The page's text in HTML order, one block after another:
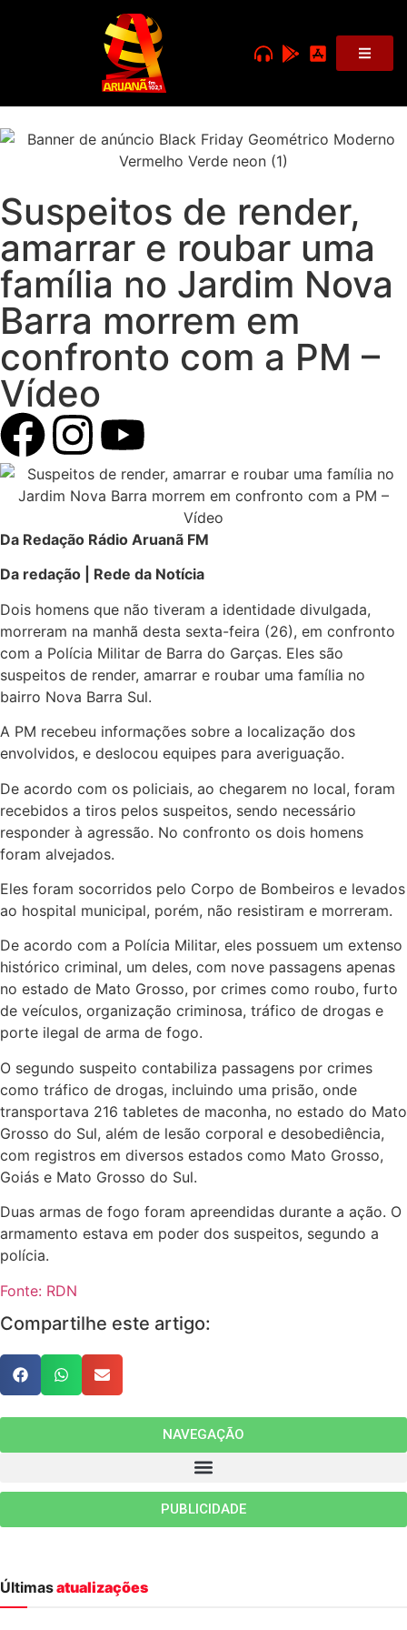
Suspeitos de render,
amarrar e roubar uma
família no Jardim Nova
Barra morrem em
confronto com a PM –
Vídeo
Da Redação Rádio Aruanã FM
Da redação | Rede da Notícia
Dois homens que não tiveram a identidade divulgada,
morreram na manhã desta sexta-feira (26), em confronto
com a Polícia Militar de Barra do Garças. Eles são
suspeitos de render, amarrar e roubar uma família no
bairro Nova Barra Sul.
A PM recebeu informações sobre a localização dos
envolvidos, e deslocou equipes para averiguação.
De acordo com os policiais, ao chegarem no local, foram
recebidos a tiros pelos suspeitos, sendo necessário
responder à agressão. No confronto os dois homens
foram alvejados.
Eles foram socorridos pelo Corpo de Bombeiros e levados
ao hospital municipal, porém, não resistiram e morreram.
De acordo com a Polícia Militar, eles possuem um extenso
histórico criminal, um deles, com nove passagens apenas
no estado de Mato Grosso, por crimes como roubo, furto
de veículos, organização criminosa, tráfico de drogas e
porte ilegal de arma de fogo.
O segundo suspeito contabiliza passagens por crimes
como tráfico de drogas, incluindo uma prisão, onde
transportava 216 tabletes de maconha, no estado do Mato
Grosso do Sul, além de lesão corporal e desobediência,
com registros em diversos estados como Mato Grosso,
Goiás e Mato Grosso do Sul.
Duas armas de fogo foram apreendidas durante a ação. O
armamento estava em poder dos suspeitos, segundo a
polícia.
Fonte: RDN
Compartilhe este artigo:
NAVEGAÇÃO
PUBLICIDADE
Últimasatualizações